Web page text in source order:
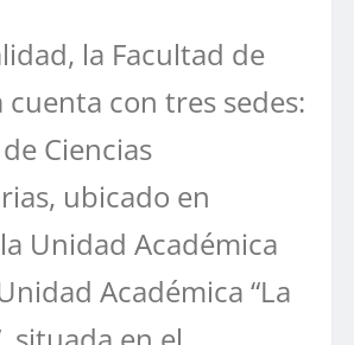
la Facultad de
con tres sedes:
Ciencias
ubicado en
Unidad Académica
Académica “La